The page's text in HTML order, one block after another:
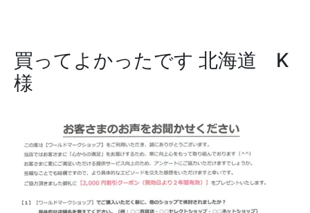
買ってよかったです 北海道 K
様